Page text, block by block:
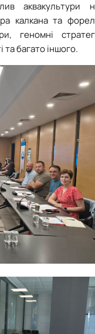
аквакультури
калкана та
геномні
та багато іншого.